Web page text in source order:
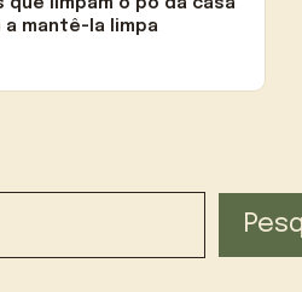
que limpam o pó da casa
a mantê-la limpa